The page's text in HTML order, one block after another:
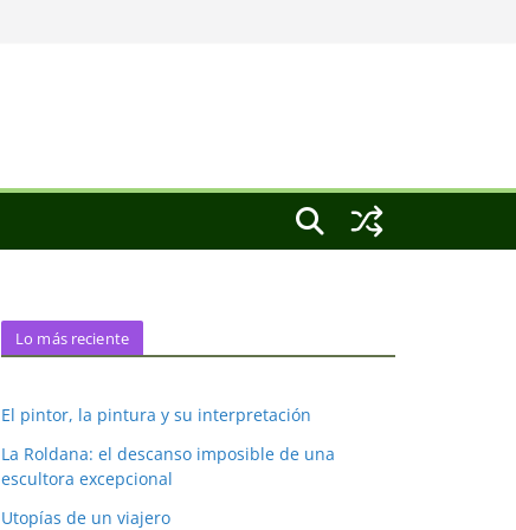
Lo más reciente
El pintor, la pintura y su interpretación
La Roldana: el descanso imposible de una
escultora excepcional
Utopías de un viajero